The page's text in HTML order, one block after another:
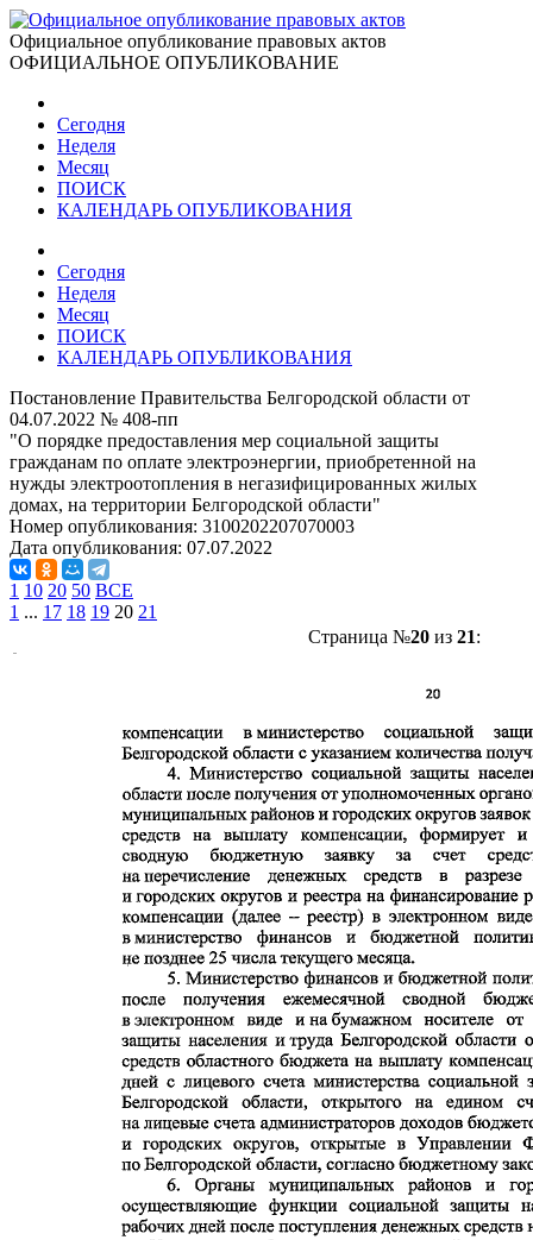
Официальное опубликование правовых актов
ОФИЦИАЛЬНОЕ ОПУБЛИКОВАНИЕ
Сегодня
Неделя
Месяц
ПОИСК
КАЛЕНДАРЬ ОПУБЛИКОВАНИЯ
Сегодня
Неделя
Месяц
ПОИСК
КАЛЕНДАРЬ ОПУБЛИКОВАНИЯ
Постановление Правительства Белгородской области от
04.07.2022 № 408-пп
"О порядке предоставления мер социальной защиты
гражданам по оплате электроэнергии, приобретенной на
нужды электроотопления в негазифицированных жилых
домах, на территории Белгородской области"
Номер опубликования: 3100202207070003
Дата опубликования: 07.07.2022
1 10 20 50 ВСЕ
1 ... 17 18 19 20 21
Страница №20из 21: